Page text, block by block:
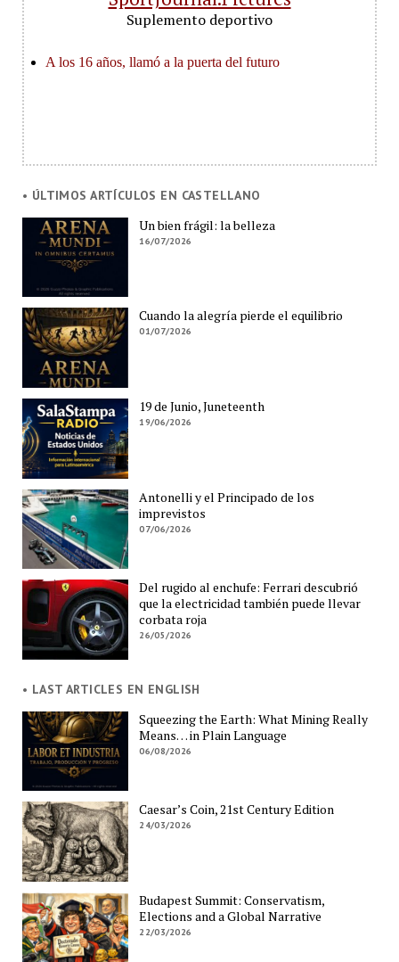
Suplemento deportivo
• ÚLTIMOS ARTÍCULOS EN CASTELLANO
Un bien frágil: la belleza
16/07/2026
Cuando la alegría pierde el equilibrio
01/07/2026
19 de Junio, Juneteenth
19/06/2026
Antonelli y el Principado de los
imprevistos
07/06/2026
Del rugido al enchufe: Ferrari descubrió
que la electricidad también puede llevar
corbata roja
26/05/2026
• LAST ARTICLES EN ENGLISH
Squeezing the Earth: What Mining Really
Means… in Plain Language
06/08/2026
Caesar’s Coin, 21st Century Edition
24/03/2026
Budapest Summit: Conservatism,
Elections and a Global Narrative
22/03/2026